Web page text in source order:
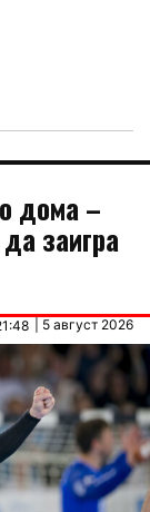
дома –
заигра
| 5 август 2026